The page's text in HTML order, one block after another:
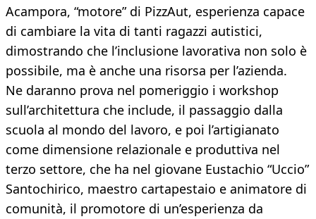
Acampora, “motore” di PizzAut, esperienza capace
di cambiare la vita di tanti ragazzi autistici,
dimostrando che l’inclusione lavorativa non solo è
possibile, ma è anche una risorsa per l’azienda.
Ne daranno prova nel pomeriggio i workshop
sull’architettura che include, il passaggio dalla
scuola al mondo del lavoro, e poi l’artigianato
come dimensione relazionale e produttiva nel
terzo settore, che ha nel giovane Eustachio “Uccio”
Santochirico, maestro cartapestaio e animatore di
comunità, il promotore di un’esperienza da